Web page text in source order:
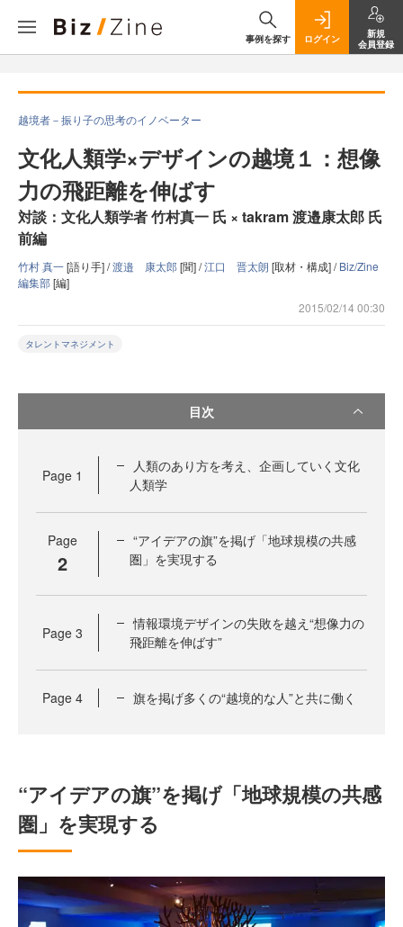
事例を探す ログイン
新規
会員登録
越境者－振り子の思考のイノベーター
文化人類学×デザインの越境１：想像
力の飛距離を伸ばす
対談：文化人類学者 竹村真一 氏 × takram 渡邉康太郎 氏
前編
竹村 真一[語り手] /渡邉 康太郎[聞] /江口 晋太朗 [取材・構成] /Biz/Zine
編集部[編]
2015/02/14 00:30
タレントマネジメント
目次
Page 1
人類のあり方を考え、企画していく文化
人類学
Page
2
“アイデアの旗”を掲げ「地球規模の共感
圏」を実現する
Page 3
情報環境デザインの失敗を越え“想像力の
飛距離を伸ばす”
Page 4 旗を掲げ多くの“越境的な人”と共に働く
“アイデアの旗”を掲げ「地球規模の共感
圏」を実現する